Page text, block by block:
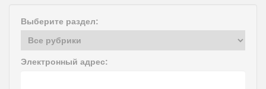
Выберите раздел:
Электронный адрес: